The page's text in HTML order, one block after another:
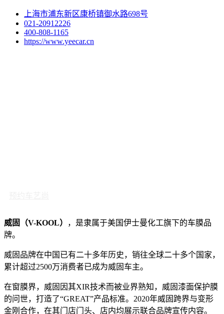
上海市浦东新区康桥镇御水路698号
021-20912226
400-808-1165
https://www.yeecar.cn
威固（V-KOOL）
，是隶属于美国伊士曼化工旗下的车膜品
牌。
威固品牌在中国已有二十多年历史，销往全球二十多个国家，
累计超过2500万消费者已成为威固车主。
在窗膜界，威固因其XIR技术而被业界熟知，威固漆面保护膜
的问世，打造了“GREAT”产品标准。2020年威固跨界与变形
金刚合作，在其门店门头、店内均展示联合品牌宣传内容。